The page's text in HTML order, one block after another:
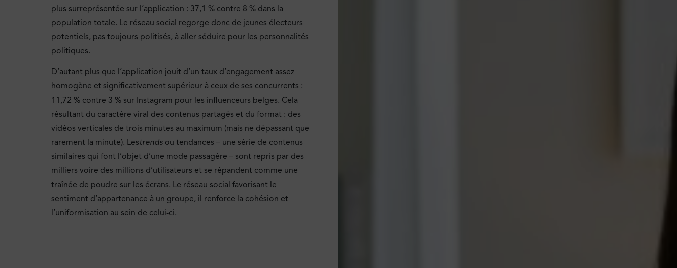
plus surreprésentée sur l’application : 37,1 % contre 8 % dans la
population totale. Le réseau social regorge donc de jeunes électeurs
potentiels, pas toujours politisés, à aller séduire pour les personnalités
politiques.
D’autant plus que l’application jouit d’un taux d’engagement assez
homogène et significativement supérieur à ceux de ses concurrents :
11,72 % contre 3 % sur Instagram pour les influenceurs belges. Cela
résultant du caractère viral des contenus partagés et du format : des
vidéos verticales de trois minutes au maximum (mais ne dépassant que
rarement la minute). Lestrends ou tendances – une série de contenus
similaires qui font l’objet d’une mode passagère – sont repris par des
milliers voire des millions d’utilisateurs et se répandent comme une
traînée de poudre sur les écrans. Le réseau social favorisant le
sentiment d’appartenance à un groupe, il renforce la cohésion et
l’uniformisation au sein de celui-ci.